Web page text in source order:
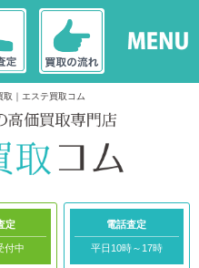
取｜エステ買取コム
定
付中
電話査定
平日10時～17時